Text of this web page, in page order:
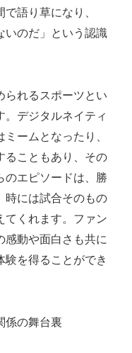
語り草になり、
いのだ」という認識
られるスポーツとい
。デジタルネイティ
ームとなったり、
ることもあり、その
のエピソードは、勝
時には試合そのもの
てくれます。ファン
感動や面白さも共に
を得ることができ